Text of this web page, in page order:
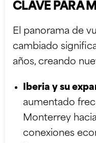
CLAVE PARA
El panorama de
cambiado
años, creando
Iberia y su
aumentado
Monterrey
conexiones